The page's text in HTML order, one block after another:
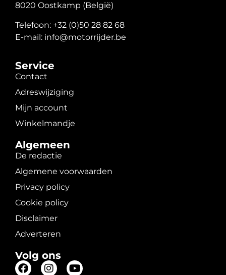
8020 Oostkamp (België)
Telefoon: +32 (0)50 28 82 68
E-mail: info@motorrijder.be
Service
Contact
Adreswijziging
Mijn account
Winkelmandje
Algemeen
De redactie
Algemene voorwaarden
Privacy policy
Cookie policy
Disclaimer
Adverteren
Volg ons